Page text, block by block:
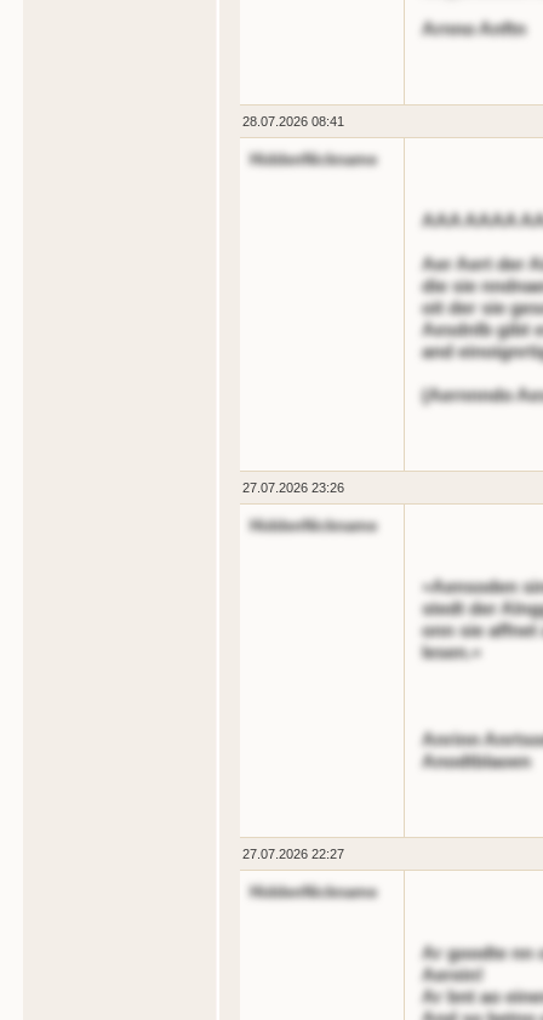
Arnno Anftn
28.07.2026 08:41
HiddenNickname
AAA AAAA
Aer Aert der
die sie
oit der sie
Aesdnlb gibt
and
(Aernnndo
27.07.2026 23:26
HiddenNickname
»Aensoden
stedt der
onn sie
lesen.«
Anrinn
Anodtblaoen
27.07.2026 22:27
HiddenNickname
Ar goodte nn
Aerein!
Ar bnt ao